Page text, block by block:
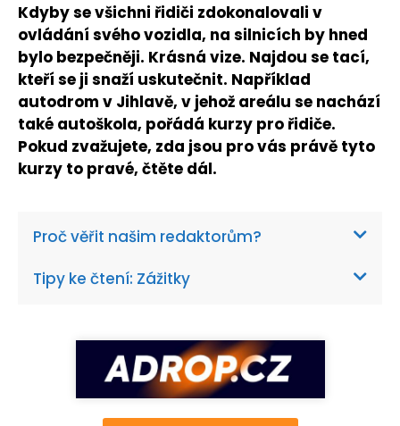
Kdyby se všichni řidiči zdokonalovali v
ovládání svého vozidla, na silnicích by hned
bylo bezpečněji. Krásná vize. Najdou se tací,
kteří se ji snaží uskutečnit. Například
autodrom v Jihlavě, v jehož areálu se nachází
také autoškola, pořádá kurzy pro řidiče.
Pokud zvažujete, zda jsou pro vás právě tyto
kurzy to pravé, čtěte dál.
Proč věřit našim redaktorům?
Tipy ke čtení: Zážitky